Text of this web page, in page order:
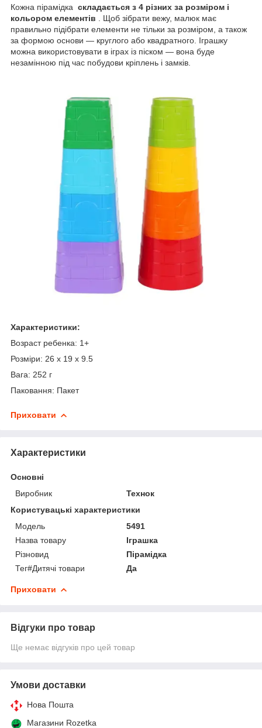
Кожна пірамідка складається з 4 різних за розміром і
кольором елементів . Щоб зібрати вежу, малюк має
правильно підібрати елементи не тільки за розміром, а також
за формою основи — круглого або квадратного. Іграшку
можна використовувати в іграх із піском — вона буде
незамінною під час побудови кріплень і замків.
Характеристики:
Возраст ребенка: 1+
Розміри: 26 х 19 х 9.5
Вага: 252 г
Паковання: Пакет
Приховати
Характеристики
Основні
Виробник
Технок
Користувацькі характеристики
Мoдель
5491
Назва товару
Іграшка
Різновид
Пірамідка
Тег#Дитячі товари
Да
Приховати
Відгуки про товар
Ще немає відгуків про цей товар
Умови доставки
Нова Пошта
Магазини Rozetka